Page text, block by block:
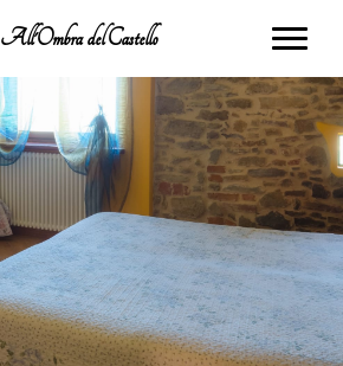
All'Ombra del Castello